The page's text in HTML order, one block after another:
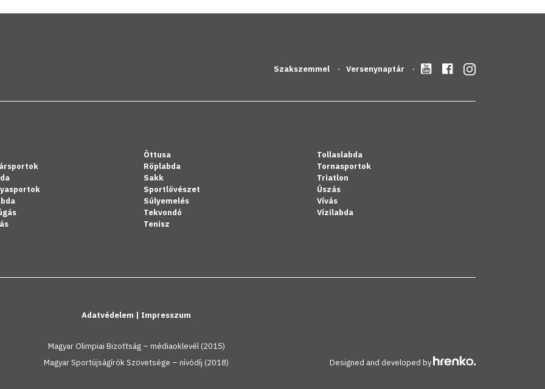
Szakszemmel Versenynaptár
Öttusa
Röplabda
Sakk
Sportlövészet
Súlyemelés
Tekvondó
Tenisz
Tollaslabda
Tornasportok
Triatlon
Úszás
Vívás
Vízilabda
Adatvédelem | Impresszum
Magyar Olimpiai Bizottság – médiaoklevél (2015)
Magyar Sportújságírók Szövetsége – nívódíj (2018)
Designed and developed by